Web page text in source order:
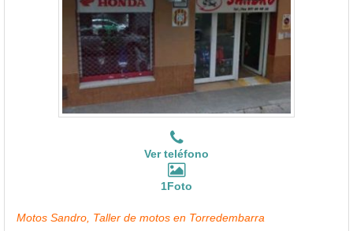
Ver teléfono
1Foto
Motos Sandro, Taller de motos en Torredembarra